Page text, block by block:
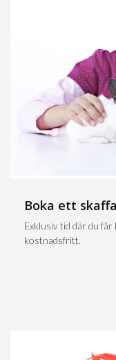
Boka ett
Exklusiv tid där du
kostnadsfritt.